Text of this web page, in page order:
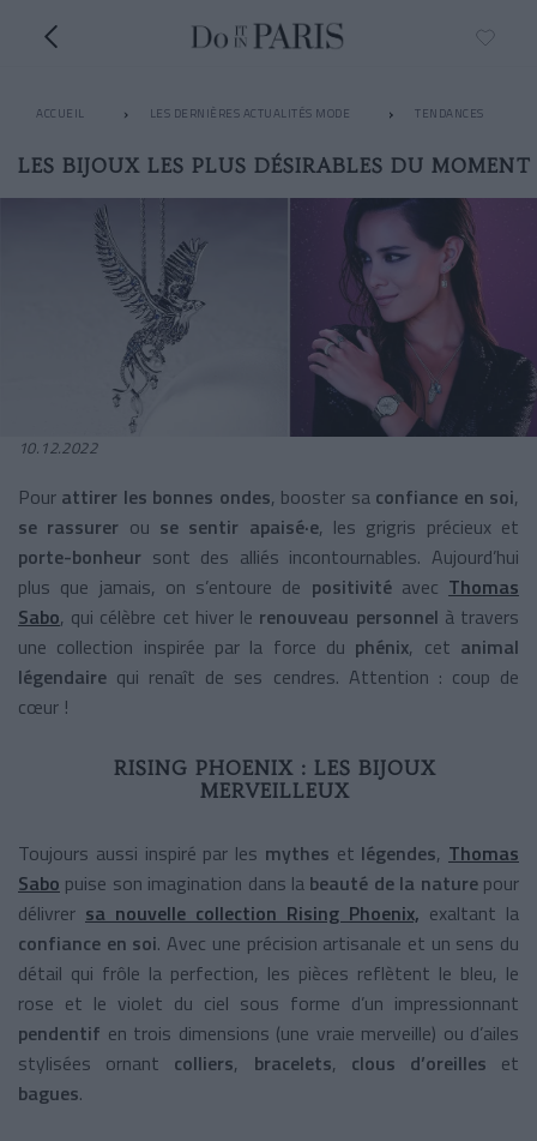
ACCUEIL LES DERNIÈRES ACTUALITÉS MODE TENDANCES
LES BIJOUX LES PLUS DÉSIRABLES DU MOMENT
10.12.2022
Pour attirer les bonnes ondes, booster sa confiance en soi,
se rassurer ou se sentir apaisé·e, les grigris précieux et
porte-bonheur sont des alliés incontournables. Aujourd’hui
plus que jamais, on s’entoure de positivité avec Thomas
Sabo, qui célèbre cet hiver le renouveau personnel à travers
une collection inspirée par la force du phénix, cet animal
légendaire qui renaît de ses cendres. Attention : coup de
cœur !
RISING PHOENIX : LES BIJOUX
MERVEILLEUX
Toujours aussi inspiré par les mythes et légendes, Thomas
Sabo puise son imagination dans la beauté de la nature pour
délivrer sa nouvelle collection Rising Phoenix, exaltant la
confiance en soi. Avec une précision artisanale et un sens du
détail qui frôle la perfection, les pièces reflètent le bleu, le
rose et le violet du ciel sous forme d’un impressionnant
pendentif en trois dimensions (une vraie merveille) ou d’ailes
stylisées ornant colliers, bracelets, clous d’oreilles et
bagues.